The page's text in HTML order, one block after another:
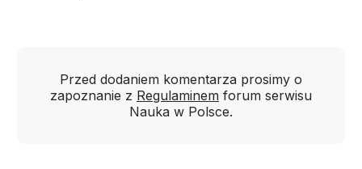
Przed dodaniem komentarza prosimy o
zapoznanie z Regulaminem forum serwisu
Nauka w Polsce.